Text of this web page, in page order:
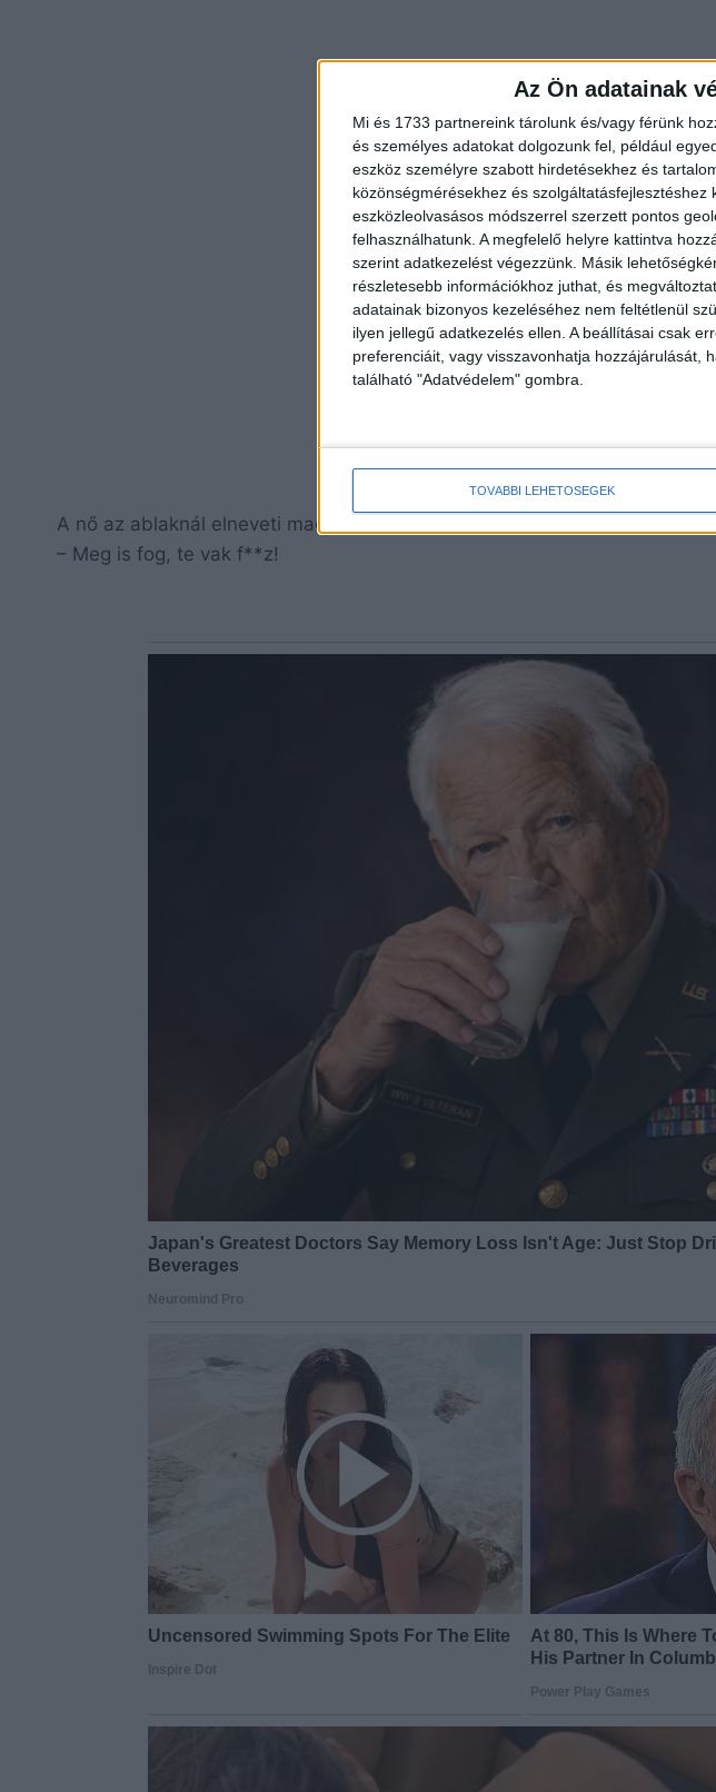
Az Ön adatainak
Mi és 1733 partnereink tárolunk és/vagy férünk
és személyes adatokat dolgozunk fel, például
eszköz személyre szabott hirdetésekhez és
közönségmérésekhez és szolgáltatásfejlesztéshez
eszközleolvasásos módszerrel szerzett pontos
felhasználhatunk. A megfelelő helyre kattintva
szerint adatkezelést végezzünk. Másik
részletesebb információkhoz juthat, és
adatainak bizonyos kezeléséhez nem feltétlenül
ilyen jellegű adatkezelés ellen. A beállításai csak
preferenciáit, vagy visszavonhatja hozzájárulását,
található "Adatvédelem" gombra.
TOVÁBBI LEHETŐSÉGEK
A nő az ablaknál elneveti magát, és a maga módján visszavág, ahogy
– Meg is fog, te vak f**z!